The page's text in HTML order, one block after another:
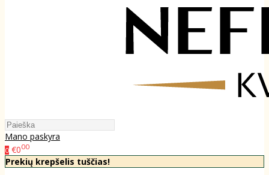
Mano paskyra
0 €000
Prekių krepšelis tuščias!